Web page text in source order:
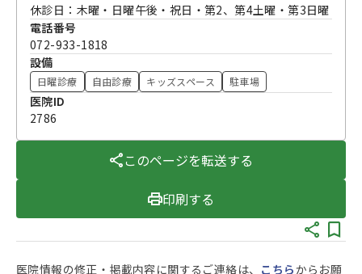
休診日：木曜・日曜午後・祝日・第2、第4土曜・第3日曜
電話番号
072-933-1818
設備
日曜診療 自由診療 キッズスペース 駐車場
医院ID
2786
このページを転送する
印刷する
医院情報の修正・掲載内容に関するご連絡は、 こちらからお願